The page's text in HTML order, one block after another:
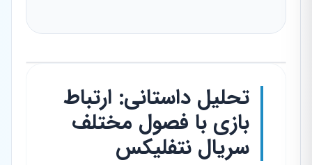
تحلیل داستانی: ارتباط
بازی با فصول مختلف
سریال نتفلیکس